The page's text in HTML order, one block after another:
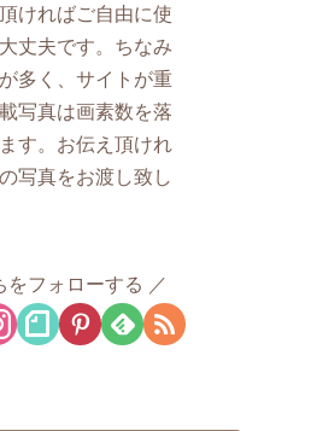
ければご自由に使
丈夫です。ちなみ
多く、サイトが重
写真は画素数を落
す。お伝え頂けれ
写真をお渡し致し
をフォローする